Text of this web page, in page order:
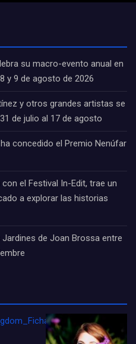
su macro-evento anual en
y 9 de agosto de 2026
y otros grandes artistas se
de julio al 17 de agosto
concedido el Premio Nenúfar
el Festival In-Edit, trae un
a explorar las historias
de Joan Brossa entre